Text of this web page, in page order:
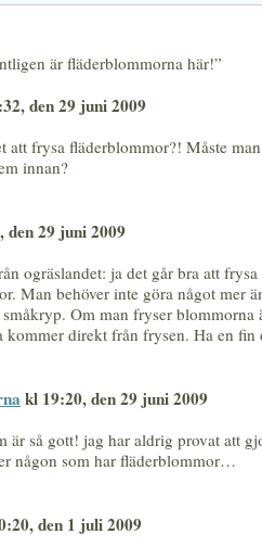
är fläderblommorna här!”
den 29 juni 2009
att frysa fläderblommor?! Måste
innan?
den 29 juni 2009
ogräslandet: ja det går bra att frysa
Man behöver inte göra något mer
Om man fryser blommorna
kommer direkt från frysen. Ha en fin
kl 19:20, den 29 juni 2009
är så gott! jag har aldrig provat att
någon som har fläderblommor…
den 1 juli 2009